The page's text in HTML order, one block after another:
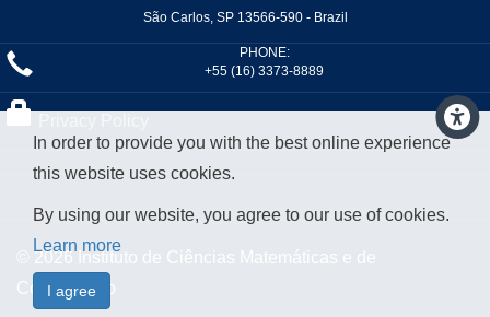
São Carlos, SP 13566-590 - Brazil
PHONE:
+55 (16) 3373-8889
© 2026 Instituto de Ciências Matemáticas e de
Computação
In order to provide you with the best online experience
this website uses cookies.
By using our website, you agree to our use of cookies.
Learn more
I agree